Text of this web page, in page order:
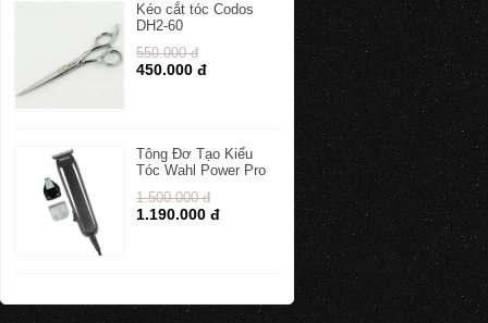
Kéo cắt tóc Codos
DH2-60
550.000 đ
450.000 đ
Tông Đơ Tạo Kiểu
Tóc Wahl Power Pro
1.500.000 đ
1.190.000 đ